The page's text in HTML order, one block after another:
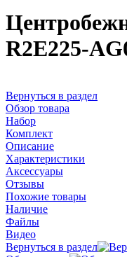
R2E225-
Вернуться в раздел
Обзор товара
Набор
Комплект
Описание
Характеристики
Аксессуары
Отзывы
Похожие товары
Наличие
Файлы
Видео
Вернуться в раздел